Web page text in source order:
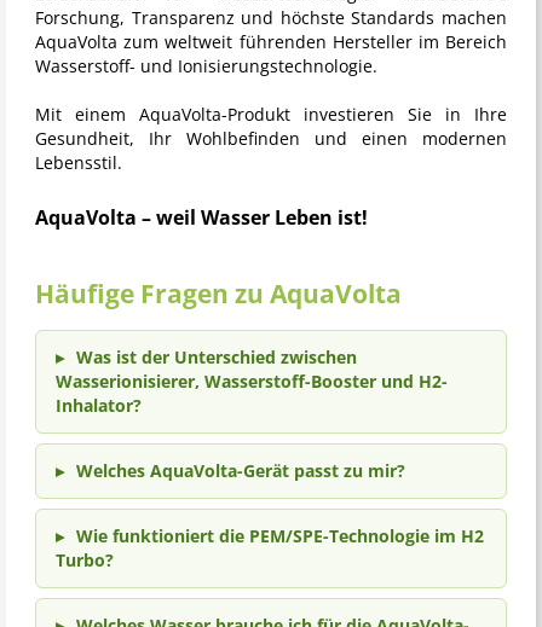
Forschung, Transparenz und höchste Standards machen
AquaVolta zum weltweit führenden Hersteller im Bereich
Wasserstoff- und Ionisierungstechnologie.
Mit einem AquaVolta-Produkt investieren Sie in Ihre
Gesundheit, Ihr Wohlbefinden und einen modernen
Lebensstil.
AquaVolta – weil Wasser Leben ist!
Häufige Fragen zu AquaVolta
Was ist der Unterschied zwischen
Wasserionisierer, Wasserstoff-Booster und H2-
Inhalator?
Welches AquaVolta-Gerät passt zu mir?
Wie funktioniert die PEM/SPE-Technologie im H2
Turbo?